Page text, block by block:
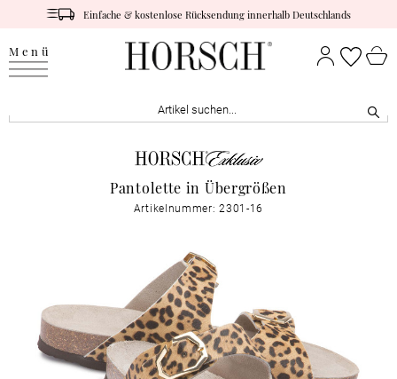
Einfache & kostenlose Rücksendung innerhalb Deutschlands
Menü
Pantolette in Übergrößen
Artikelnummer: 2301-16